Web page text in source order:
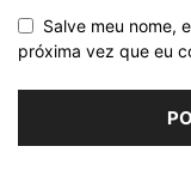
Salve meu nome,
próxima vez que eu